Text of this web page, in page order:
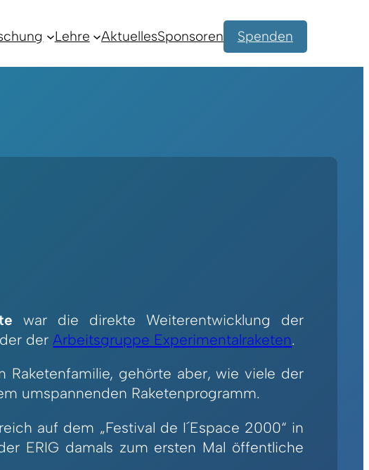
Lehre AktuellesSponsoren Spenden
war die direkte Weiterentwicklung der
derArbeitsgruppe Experimentalraketen.
Raketenfamilie, gehörte aber, wie viele der
umspannenden Raketenprogramm.
auf dem „Festival de I´Espace 2000“ in
ERIG damals zum ersten Mal öffentliche